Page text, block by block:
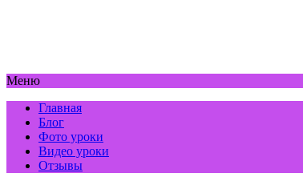
Меню
Главная
Блог
Фото уроки
Видео уроки
Отзывы